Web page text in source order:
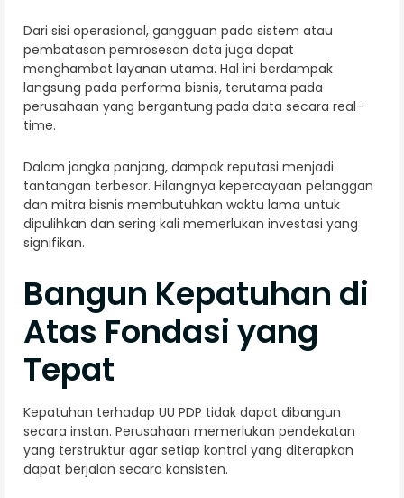
Dari sisi operasional, gangguan pada sistem atau
pembatasan pemrosesan data juga dapat
menghambat layanan utama. Hal ini berdampak
langsung pada performa bisnis, terutama pada
perusahaan yang bergantung pada data secara real-
time.
Dalam jangka panjang, dampak reputasi menjadi
tantangan terbesar. Hilangnya kepercayaan pelanggan
dan mitra bisnis membutuhkan waktu lama untuk
dipulihkan dan sering kali memerlukan investasi yang
signifikan.
Bangun Kepatuhan di
Atas Fondasi yang
Tepat
Kepatuhan terhadap UU PDP tidak dapat dibangun
secara instan. Perusahaan memerlukan pendekatan
yang terstruktur agar setiap kontrol yang diterapkan
dapat berjalan secara konsisten.